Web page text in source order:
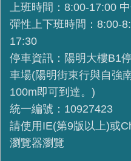
上班時間：8:00-17:00
彈性上下班時間：8:00-
17:30
停車資訊：陽明大樓B1
車場(陽明街東行與自強
100m即可到達。)
統一編號：10927423
請使用IE(第9版以上)或
瀏覽器瀏覽